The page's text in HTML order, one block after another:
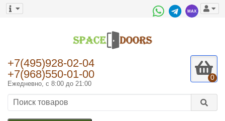
+7(495)928-02-04
+7(968)550-01-00
Ежедневно, с 8:00 до 21:00
0